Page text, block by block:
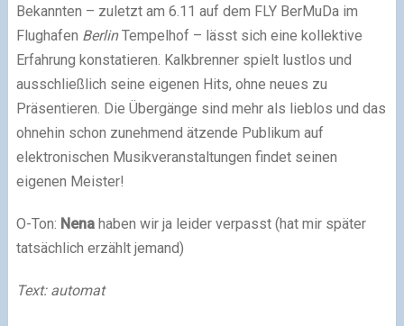
Bekannten – zuletzt am 6.11 auf dem FLY BerMuDa im
Flughafen BerlinTempelhof – lässt sich eine kollektive
Erfahrung konstatieren. Kalkbrenner spielt lustlos und
ausschließlich seine eigenen Hits, ohne neues zu
Präsentieren. Die Übergänge sind mehr als lieblos und das
ohnehin schon zunehmend ätzende Publikum auf
elektronischen Musikveranstaltungen findet seinen
eigenen Meister!
O-Ton: Nenahaben wir ja leider verpasst (hat mir später
tatsächlich erzählt jemand)
Text: automat